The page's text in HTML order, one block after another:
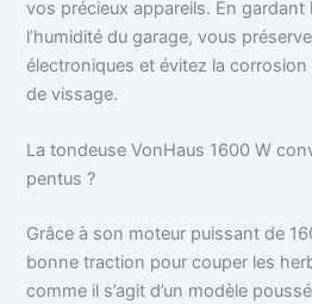
vos précieux appareils. En gardant
l’humidité du garage, vous
électroniques et évitez la
de vissage.
La tondeuse VonHaus 1600 W
pentus ?
Grâce à son moteur puissant de
bonne traction pour couper les
comme il s’agit d’un modèle